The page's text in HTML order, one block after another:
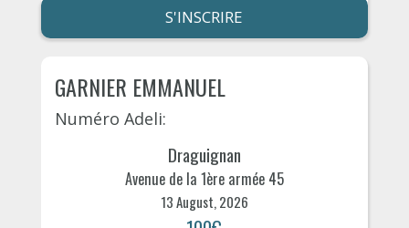
S'INSCRIRE
GARNIER EMMANUEL
Numéro Adeli:
Draguignan
Avenue de la 1ère armée 45
13 August, 2026